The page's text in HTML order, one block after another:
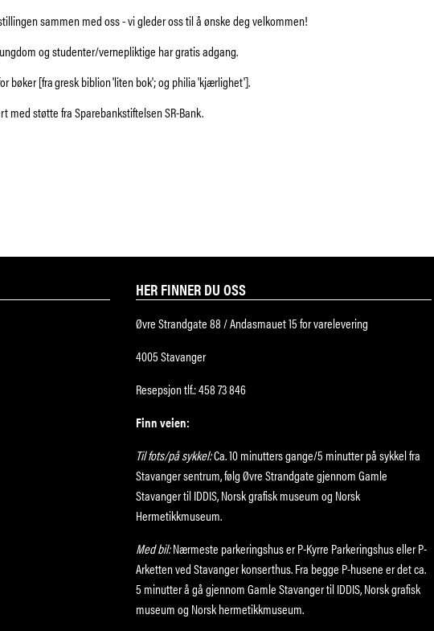
sammen med oss - vi gleder oss til å ønske deg velkommen!
og studenter/vernepliktige har gratis adgang.
bøker [fra gresk biblion 'liten bok'; og philia 'kjærlighet'].
med støtte fra Sparebankstiftelsen SR-Bank.
HER FINNER DU OSS
Øvre Strandgate 88 / Andasmauet 15 for varelevering
4005 Stavanger
Resepsjon tlf.: 458 73 846
Finn veien:
Til fots/på sykkel:Ca. 10 minutters gange/5 minutter på sykkel fra
Stavanger sentrum, følg Øvre Strandgate gjennom Gamle
Stavanger til IDDIS, Norsk grafisk museum og Norsk
Hermetikkmuseum.
Med bil:Nærmeste parkeringshus er P-Kyrre Parkeringshus eller P-
Arketten ved Stavanger konserthus. Fra begge P-husene er det ca.
5 minutter å gå gjennom Gamle Stavanger til IDDIS, Norsk grafisk
museum og Norsk hermetikkmuseum.